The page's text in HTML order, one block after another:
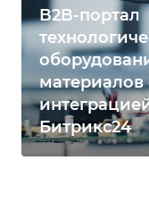
B2B-портал
материалов
Битрикс24